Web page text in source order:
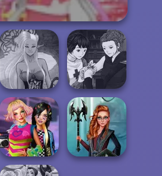
Dark Mage
Creator
Manga Creator
Vampire Hunter
P...